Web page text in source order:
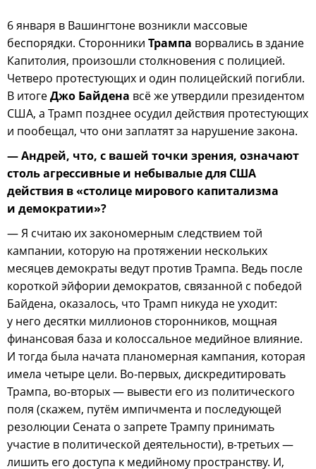
6 января в Вашингтоне возникли массовые
беспорядки. Сторонники Трампа ворвались в здание
Капитолия, произошли столкновения с полицией.
Четверо протестующих и один полицейский погибли.
В итогеДжо Байдена всё же утвердили президентом
США, а Трамп позднее осудил действия протестующих
и пообещал, что они заплатят за нарушение закона.
— Андрей, что, с вашей точки зрения, означают
столь агрессивные и небывалые для США
действия в «столице мирового капитализма
и демократии»?
— Я считаю их закономерным следствием той
кампании, которую на протяжении нескольких
месяцев демократы ведут против Трампа. Ведь после
короткой эйфории демократов, связанной с победой
Байдена, оказалось, что Трамп никуда не уходит:
у него десятки миллионов сторонников, мощная
финансовая база и колоссальное медийное влияние.
И тогда была начата планомерная кампания, которая
имела четыре цели. Во-первых, дискредитировать
Трампа, во-вторых — вывести его из политического
поля (скажем, путём импичмента и последующей
резолюции Сената о запрете Трампу принимать
участие в политической деятельности), в-третьих —
лишить его доступа к медийному пространству. И,